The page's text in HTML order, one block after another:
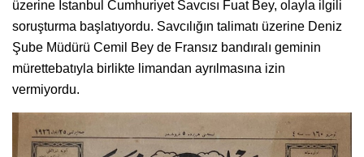
üzerine İstanbul Cumhuriyet Savcısı Fuat Bey, olayla ilgili
soruşturma başlatıyordu. Savcılığın talimatı üzerine Deniz
Şube Müdürü Cemil Bey de Fransız bandıralı geminin
mürettebatıyla birlikte limandan ayrılmasına izin
vermiyordu.